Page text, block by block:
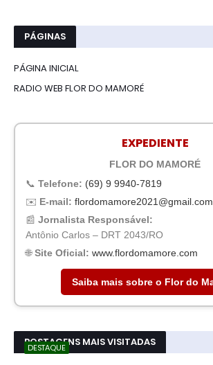
PÁGINAS
PÁGINA INICIAL
RADIO WEB FLOR DO MAMORÉ
EXPEDIENTE
FLOR DO MAMORÉ
📞 Telefone: (69) 9 9940-7819
✉️ E-mail: flordomamore2021@gmail.com
📰 Jornalista Responsável:
Antônio Carlos – DRT 2043/RO
🌐Site Oficial: www.flordomamore.com
Saiba mais sobre o Flor do
POSTAGENS MAIS VISITADAS
DESTAQUE